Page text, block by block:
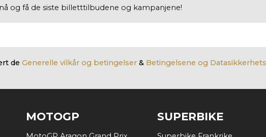
og få de siste billetttilbudene og kampanjene!
de Generelle vilkår og betingelser& Betingelsene og
MOTOGP SUPERBIKE